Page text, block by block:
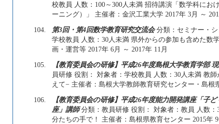
校教員 人数：100～300人未満 招待講演「数学科にお
ーニング）」 主催者：金沢工業大学 2017年 3月 ～
104.
第3回・第4回数学教育研究交流会分類：セミナー・
学校教員 人数：30人未満 県外からの参加も含めた数
画・運営等 2017年 6月 ～ 2017年 11月
105.
【教育委員会の研修】平成26年度島根大学教育学部
員研修 役割： 対象者：学校教員 人数：30人未満 教
えて− 主催者：島根大学教師教育研究センター・島根
106.
【教育委員会の研修】平成26年度能力開発講座「子
座」講師分類：教員研修 役割： 対象者：教員 人数
分たちの手で！ 主催者：島根県教育センター 2015年